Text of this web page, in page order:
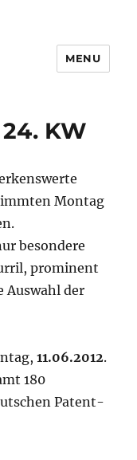
MENU
KW
Montag
besondere
prominent
Auswahl der
11.06.2012.
180
Patent-